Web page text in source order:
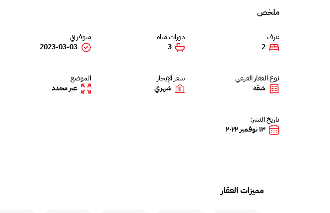
ملخص
غرف
2
دورات مياه
3
متوفر في
2023-03-03
نوع العقار الفرعي
شقة
سعر الإيجار
شهري
الموضع
غير محدد
تاريخ النشر:
١٣ نوفمبر ٢٠٢٢
مميزات العقار